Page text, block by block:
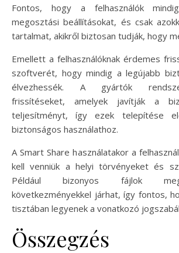
Fontos, hogy a felhasználók
megosztási beállításokat, és csak
tartalmat, akikről biztosan tudják, hogy
Emellett a felhasználóknak érdemes
szoftverét, hogy mindig a legújabb
élvezhessék. A gyártók
frissítéseket, amelyek javítják a
teljesítményt, így ezek telepítése
biztonságos használathoz.
A Smart Share használatakor a
kell venniük a helyi törvényeket és
Például bizonyos fájlok
következményekkel járhat, így fontos,
tisztában legyenek a vonatkozó
Összegzés